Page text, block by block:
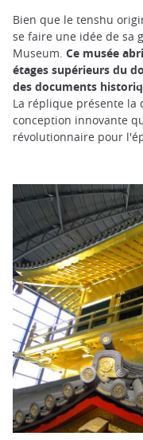
Bien que le tenshu
se faire une idée de sa
Museum. Ce musée
étages supérieurs du
des documents
La réplique présente la
conception innovante
révolutionnaire pour